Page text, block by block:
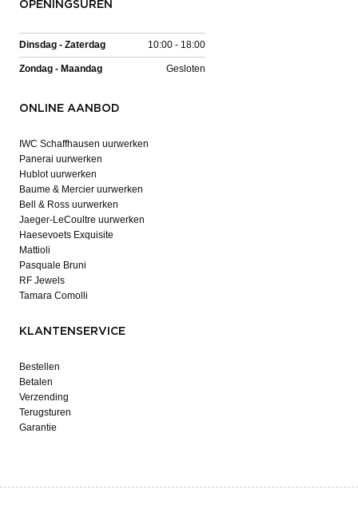
OPENINGSUREN
Dinsdag - Zaterdag 10:00 - 18:00
Zondag - Maandag Gesloten
ONLINE AANBOD
IWC Schaffhausen uurwerken
Panerai uurwerken
Hublot uurwerken
Baume & Mercier uurwerken
Bell & Ross uurwerken
Jaeger-LeCoultre uurwerken
Haesevoets Exquisite
Mattioli
Pasquale Bruni
RF Jewels
Tamara Comolli
KLANTENSERVICE
Bestellen
Betalen
Verzending
Terugsturen
Garantie